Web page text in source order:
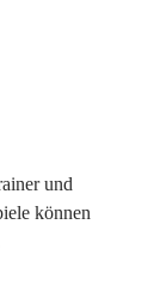
und
können